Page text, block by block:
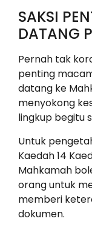
SAKSI
DATANG
Pernah tak
penting
datang ke
menyokong
lingkup begitu
Untuk
Kaedah 14
Mahkamah
orang untuk
memberi
dokumen.